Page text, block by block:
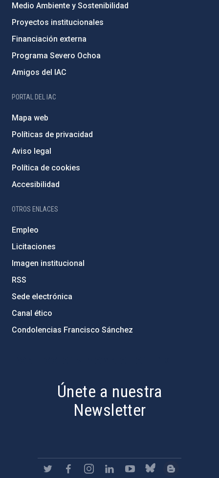
Medio Ambiente y Sostenibilidad
Proyectos institucionales
Financiación externa
Programa Severo Ochoa
Amigos del IAC
PORTAL DEL IAC
Mapa web
Políticas de privacidad
Aviso legal
Política de cookies
Accesibilidad
OTROS ENLACES
Empleo
Licitaciones
Imagen institucional
RSS
Sede electrónica
Canal ético
Condolencias Francisco Sánchez
Únete a nuestra
Newsletter